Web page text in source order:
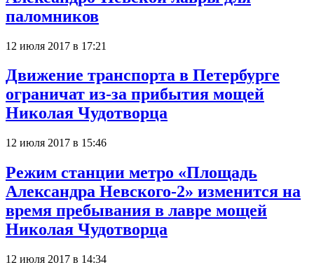
паломников
12 июля 2017 в 17:21
Движение транспорта в Петербурге
ограничат из-за прибытия мощей
Николая Чудотворца
12 июля 2017 в 15:46
Режим станции метро «Площадь
Александра Невского-2» изменится на
время пребывания в лавре мощей
Николая Чудотворца
12 июля 2017 в 14:34